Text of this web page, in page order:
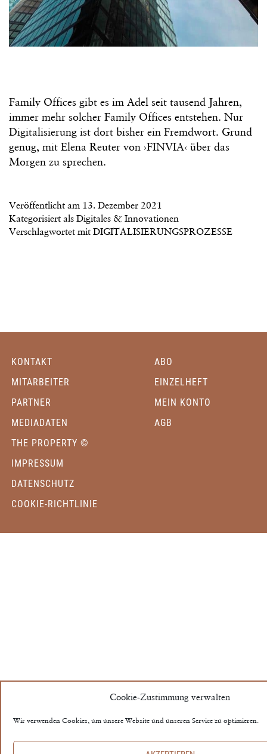
Cookie-Zustimmung verwalten
Wir verwenden Cookies, um unsere Website und unseren Service zu optimieren.
Family Offices gibt es im Adel seit tausend Jahren,
immer mehr solcher Family Offices entstehen. Nur
Digitalisierung ist dort bisher ein Fremdwort. Grund
genug, mit Elena Reuter von ›FINVIA‹ über das
Morgen zu sprechen.
Veröffentlicht am 13. Dezember 2021
Kategorisiert als Digitales & Innovationen
Verschlagwortet mit DIGITALISIERUNGSPROZESSE
KONTAKT
MITARBEITER
PARTNER
MEDIADATEN
ABO
EINZELHEFT
MEIN KONTO
AGB
THE PROPERTY ©
IMPRESSUM
DATENSCHUTZ
COOKIE‑RICHTLINIE